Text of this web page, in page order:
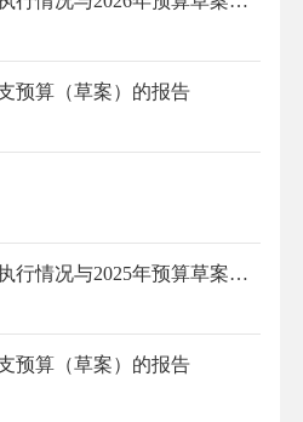
预算（草案）的报告
况与2025年预算草案的报告
预算（草案）的报告